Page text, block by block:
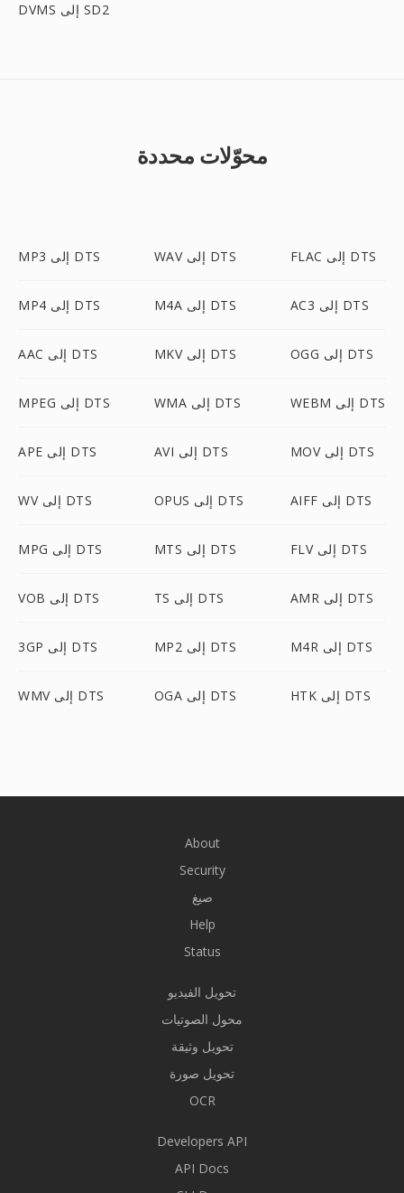
DVMS إلى SD2
محوّلات محددة
MP3 إلى DTS WAV إلى DTS FLAC إلى DTS
MP4 إلى DTS M4A إلى DTS AC3 إلى DTS
AAC إلى DTS MKV إلى DTS OGG إلى DTS
MPEG إلى DTS WMA إلى DTS WEBM إلى DTS
APE إلى DTS AVI إلى DTS MOV إلى DTS
WV إلى DTS OPUS إلى DTS AIFF إلى DTS
MPG إلى DTS MTS إلى DTS FLV إلى DTS
VOB إلى DTS TS إلى DTS AMR إلى DTS
3GP إلى DTS MP2 إلى DTS M4R إلى DTS
WMV إلى DTS OGA إلى DTS HTK إلى DTS
About
Security
صيغ
Help
Status
تحويل الفيديو
محول الصوتيات
تحويل وثيقة
تحويل صورة
OCR
Developers API
API Docs